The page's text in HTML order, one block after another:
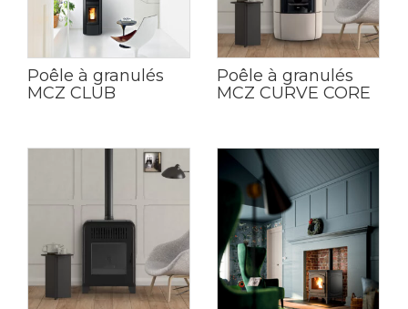
Poêle à granulés
MCZ CLUB
Poêle à granulés
MCZ CURVE CORE